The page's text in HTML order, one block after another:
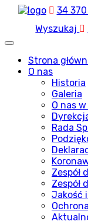
34
Wyszukaj
Strona
O nas
Historia
Galeria
O nas
Rada
Zespół
Zespół
Jakość